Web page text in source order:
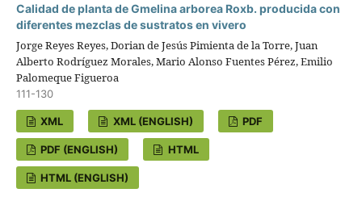
Calidad de planta de Gmelina arborea Roxb. producida con
diferentes mezclas de sustratos en vivero
Jorge Reyes Reyes, Dorian de Jesús Pimienta de la Torre, Juan
Alberto Rodríguez Morales, Mario Alonso Fuentes Pérez, Emilio
Palomeque Figueroa
111-130
XML XML (ENGLISH) PDF
PDF (ENGLISH) HTML
HTML (ENGLISH)